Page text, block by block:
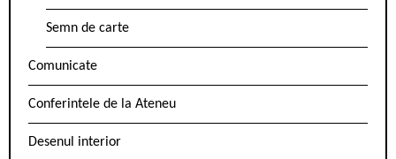
Semn de carte
Comunicate
Conferintele de la Ateneu
Desenul interior